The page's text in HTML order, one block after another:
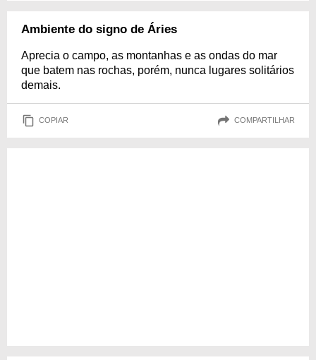
Ambiente do signo de Áries
Aprecia o campo, as montanhas e as ondas do mar
que batem nas rochas, porém, nunca lugares solitários
demais.
COPIAR COMPARTILHAR